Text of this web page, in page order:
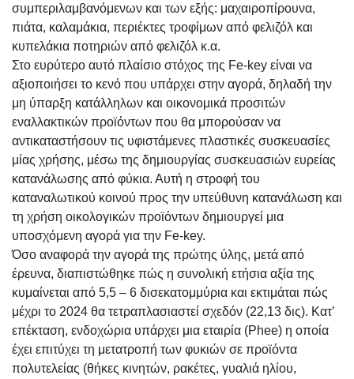
συμπεριλαμβανόμενων και των εξής: μαχαιροπίρουνα,
πιάτα, καλαμάκια, περιέκτες τροφίμων από φελιζόλ και
κυπελάκια ποτηριών από φελιζόλ κ.α.
Στο ευρύτερο αυτό πλαίσιο στόχος της Fe-key είναι να
αξιοποιήσει το κενό που υπάρχει στην αγορά, δηλαδή την
μη ύπαρξη κατάλληλων και οικονομικά προσιτών
εναλλακτικών προϊόντων που θα μπορούσαν να
αντικαταστήσουν τις υφιστάμενες πλαστικές συσκευασίες
μίας χρήσης, μέσω της δημιουργίας συσκευασιών ευρείας
κατανάλωσης από φύκια. Αυτή η στροφή του
καταναλωτικού κοινού προς την υπεύθυνη κατανάλωση και
τη χρήση οικολογικών προϊόντων δημιουργεί μια
υποσχόμενη αγορά για την Fe-key.
Όσο αναφορά την αγορά της πρώτης ύλης, μετά από
έρευνα, διαπιστώθηκε πώς η συνολική ετήσια αξία της
κυμαίνεται από 5,5 – 6 δισεκατομμύρια και εκτιμάται πώς
μέχρι το 2024 θα τετραπλασιαστεί σχεδόν (22,13 δις). Κατ’
επέκταση, ενδοχώρια υπάρχει μια εταιρία (Phee) η οποία
έχει επιτύχει τη μετατροπή των φυκιών σε προϊόντα
πολυτελείας (θήκες κινητών, ρακέτες, γυαλιά ηλίου,